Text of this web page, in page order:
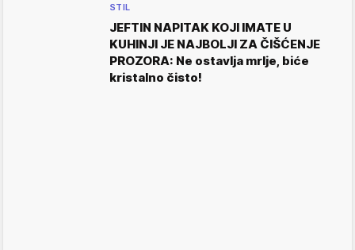
STIL
JEFTIN NAPITAK KOJI IMATE U
KUHINJI JE NAJBOLJI ZA ČIŠĆENJE
PROZORA: Ne ostavlja mrlje, biće
kristalno čisto!